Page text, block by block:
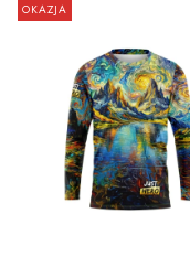
OKAZJA